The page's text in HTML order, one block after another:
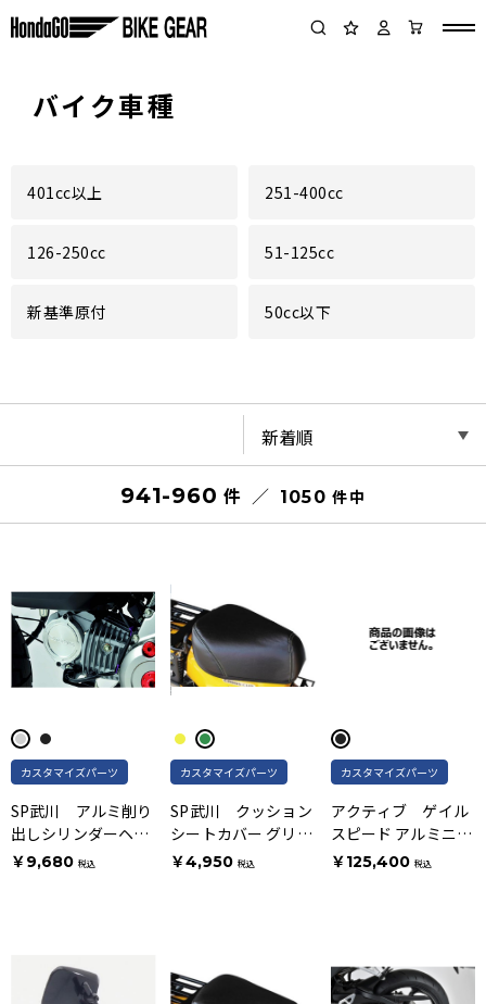
バイク車種
401cc以上 251-400cc
126-250cc 51-125cc
新基準原付 50cc以下
941-960 件 1050 件
カスタマイズパーツ
SP武川 アルミ削り
出しシリンダーヘッ
ドLサイドカバー シ
￥9,680 税込
カスタマイズパーツ
SP武川 クッション
シートカバー グリー
ンステッチ
￥4,950 税込
カスタマイズパーツ
アクティブ ゲイル
スピード アルミニウ
ム鍛造ホイール フロ
￥125,400 税込